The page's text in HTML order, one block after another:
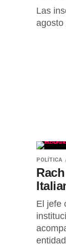
Las
agosto
POLÍTICA
El jefe